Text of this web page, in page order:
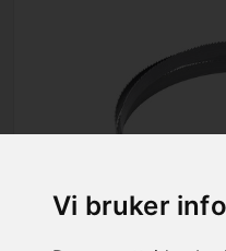
Vi bruker